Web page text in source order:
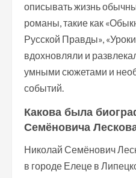
описывать жизнь
романы, такие как
Русской Правды»,
вдохновляли и
умными сюжетами и
событий.
Какова была
Семёновича
Николай Семёнович
в городе Елеце в